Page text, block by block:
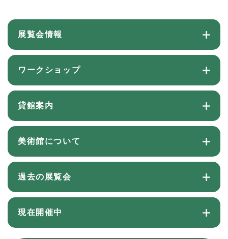
展覧会情報
ワークショップ
貸館案内
美術館について
過去の展覧会
現在開催中